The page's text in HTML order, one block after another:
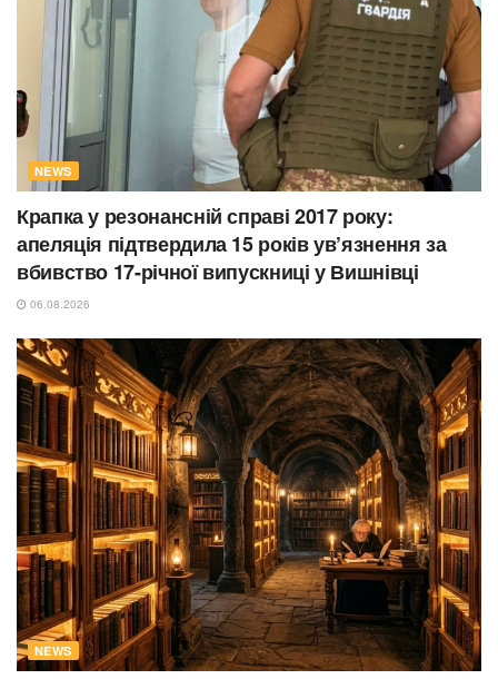
NEWS
Крапка у резонансній справі 2017 року:
апеляція підтвердила 15 років ув’язнення за
вбивство 17-річної випускниці у Вишнівці
06.08.2026
NEWS